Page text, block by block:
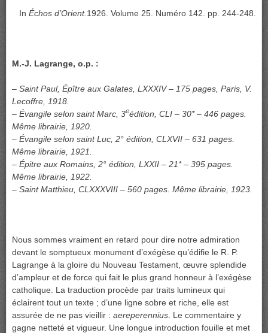
In Échos d’Orient. 1926. Volume 25. Numéro 142. pp. 244-248.
M.-J. Lagrange, o.p. :
– Saint Paul, Épître aux Galates, LXXXIV – 175 pages, Paris, V.
Lecoffre, 1918.
– Évangile selon saint Marc, 3eédition, CLI – 30* – 446 pages.
Même librairie, 1920.
– Évangile selon saint Luc, 2° édition, CLXVII – 631 pages.
Même librairie, 1921.
– Épitre aux Romains, 2° édition, LXXII – 21* – 395 pages.
Même librairie, 1922.
– Saint Matthieu, CLXXXVIII – 560 pages. Même librairie, 1923.
Nous sommes vraiment en retard pour dire notre admiration
devant le somptueux monument d’exégèse qu’édifie le R. P.
Lagrange à la gloire du Nouveau Testament, œuvre splendide
d’ampleur et de force qui fait le plus grand honneur à l’exégèse
catholique. La traduction procède par traits lumineux qui
éclairent tout un texte ; d’une ligne sobre et riche, elle est
assurée de ne pas vieillir : aereperennius . Le commentaire y
gagne netteté et vigueur. Une longue introduction fouille et met